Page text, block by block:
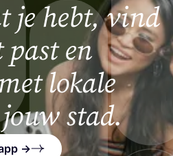
je hebt, vind
en
lokale
stad.
→